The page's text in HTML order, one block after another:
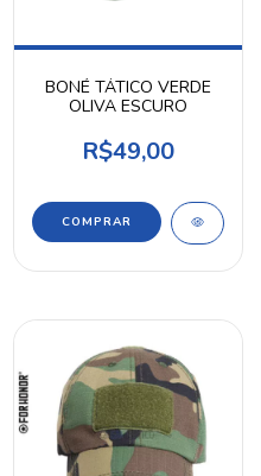
BONÉ TÁTICO VERDE
OLIVA ESCURO
R$49,00